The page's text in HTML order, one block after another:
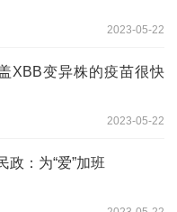
2023-05-22
XBB变异株的疫苗很快
2023-05-22
政：为“爱”加班